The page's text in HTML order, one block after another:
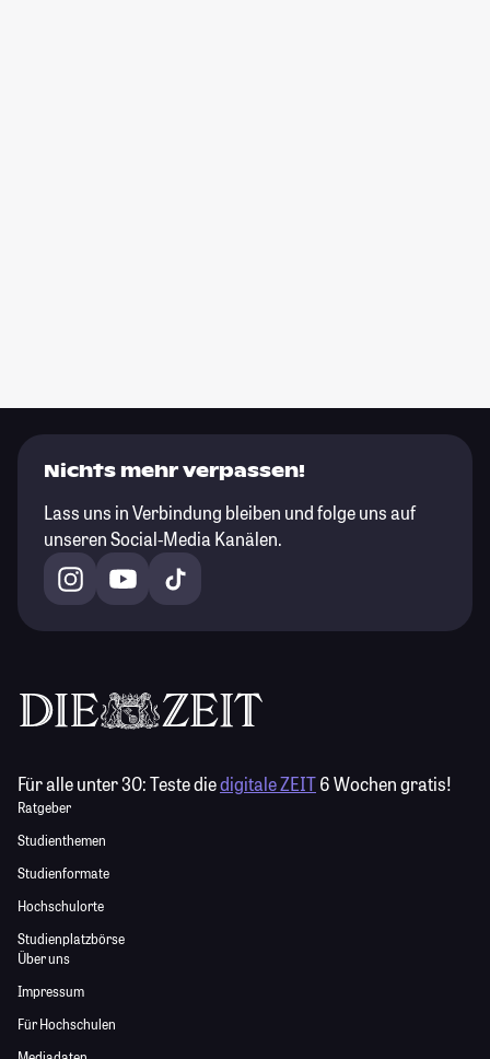
Nichts mehr verpassen!
Lass uns in Verbindung bleiben und folge uns auf
unseren Social-Media Kanälen.
Für alle unter 30:Teste diedigitale ZEIT6 Wochen gratis!
Ratgeber
Studienthemen
Studienformate
Hochschulorte
Studienplatzbörse
Über uns
Impressum
Für Hochschulen